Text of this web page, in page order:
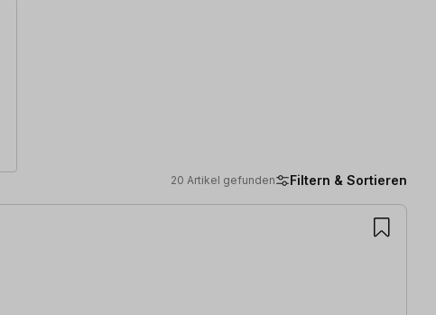
20 Artikel gefunden Filtern & Sortieren